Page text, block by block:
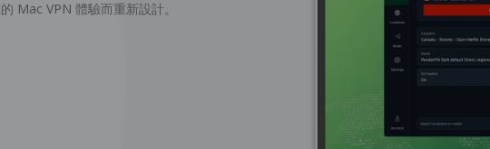
Mac VPN 體驗而重新設計。